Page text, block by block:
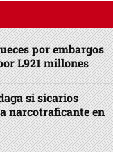
por embargos
L921 millones
si sicarios
narcotraficante en